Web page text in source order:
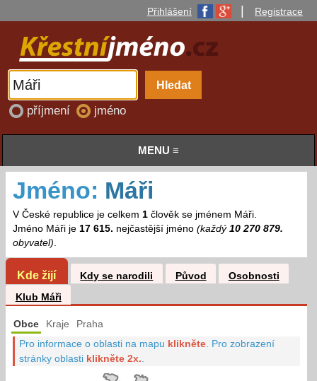
Přihlášení Registrace
příjmení jméno
MENU ≡
Jméno: Máři
V České republice je celkem 1člověk se jménem Máři.
Jméno Máři je 17 615. nejčastější jméno (každý 10 270 879.
obyvatel).
Kde žijí Kdy se narodili Původ
Osobnosti
Klub Máři
Obce Kraje Praha
Pro informace o oblasti na mapu klikněte Pro zobrazení
stránky oblasti klikněte 2x.